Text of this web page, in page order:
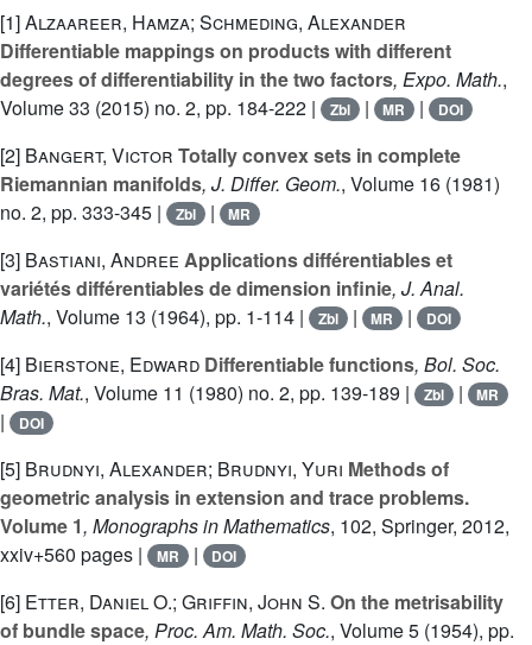
[1]Alzaareer, Hamza; Schmeding, Alexander
Differentiable mappings on products with different
degrees of differentiability in the two factors, Expo. Math.,
Volume 33 (2015) no. 2, pp. 184-222 | Zbl | MR | DOI
[2] Bangert, Victor Totally convex sets in complete
Riemannian manifolds, J. Differ. Geom., Volume 16 (1981)
no. 2, pp. 333-345 |
Zbl | MR
[3] Bastiani, Andree Applications différentiables et
variétés différentiables de dimension infinie, J. Anal.
Math., Volume 13 (1964), pp. 1-114 | Zbl | MR | DOI
[4] Bierstone, Edward Differentiable functions, Bol. Soc.
Bras. Mat., Volume 11 (1980) no. 2, pp. 139-189 | Zbl | MR
| DOI
[5] Brudnyi, Alexander; Brudnyi, Yuri Methods of
geometric analysis in extension and trace problems.
Volume 1, Monographs in Mathematics, 102, Springer, 2012,
xxiv+560 pages |
MR | DOI
[6] Etter, Daniel O.; Griffin, John S. On the metrisability
of bundle space, Proc. Am. Math. Soc., Volume 5 (1954), pp.